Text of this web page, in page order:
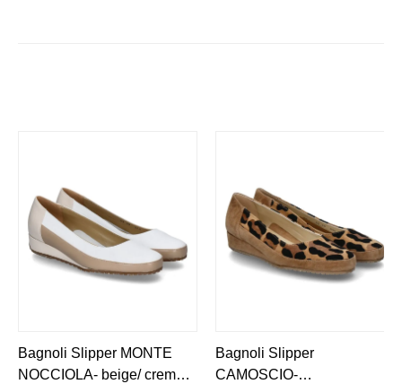
Bagnoli Slipper MONTE
NOCCIOLA- beige/ creme/
Bagnoli Slipper
CAMOSCIO-